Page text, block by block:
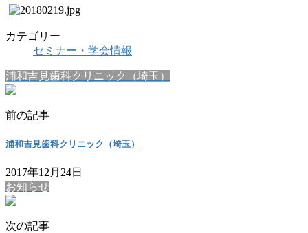
カテゴリー
セミナー・学会情報
浦和吉見歯科クリニック（埼玉）
前の記事
浦和吉見歯科クリニック（埼玉）
2017年12月24日
お知らせ
次の記事